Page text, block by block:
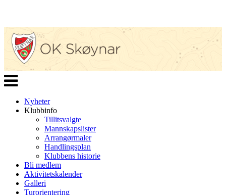
Veksle
navigasjon
Nyheter
Klubbinfo
Tillitsvalgte
Mannskapslister
Arrangørmaler
Handlingsplan
Klubbens historie
Bli medlem
Aktivitetskalender
Galleri
Turorientering